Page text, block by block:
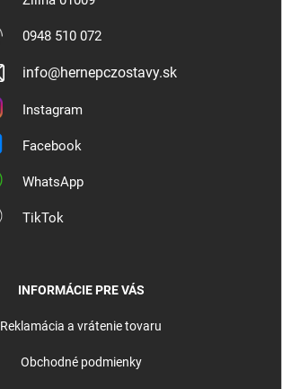
0948 510 072
info@hernepczostavy.sk
Instagram
Facebook
WhatsApp
TikTok
INFORMÁCIE PRE VÁS
Reklamácia a vrátenie tovaru
Obchodné podmienky